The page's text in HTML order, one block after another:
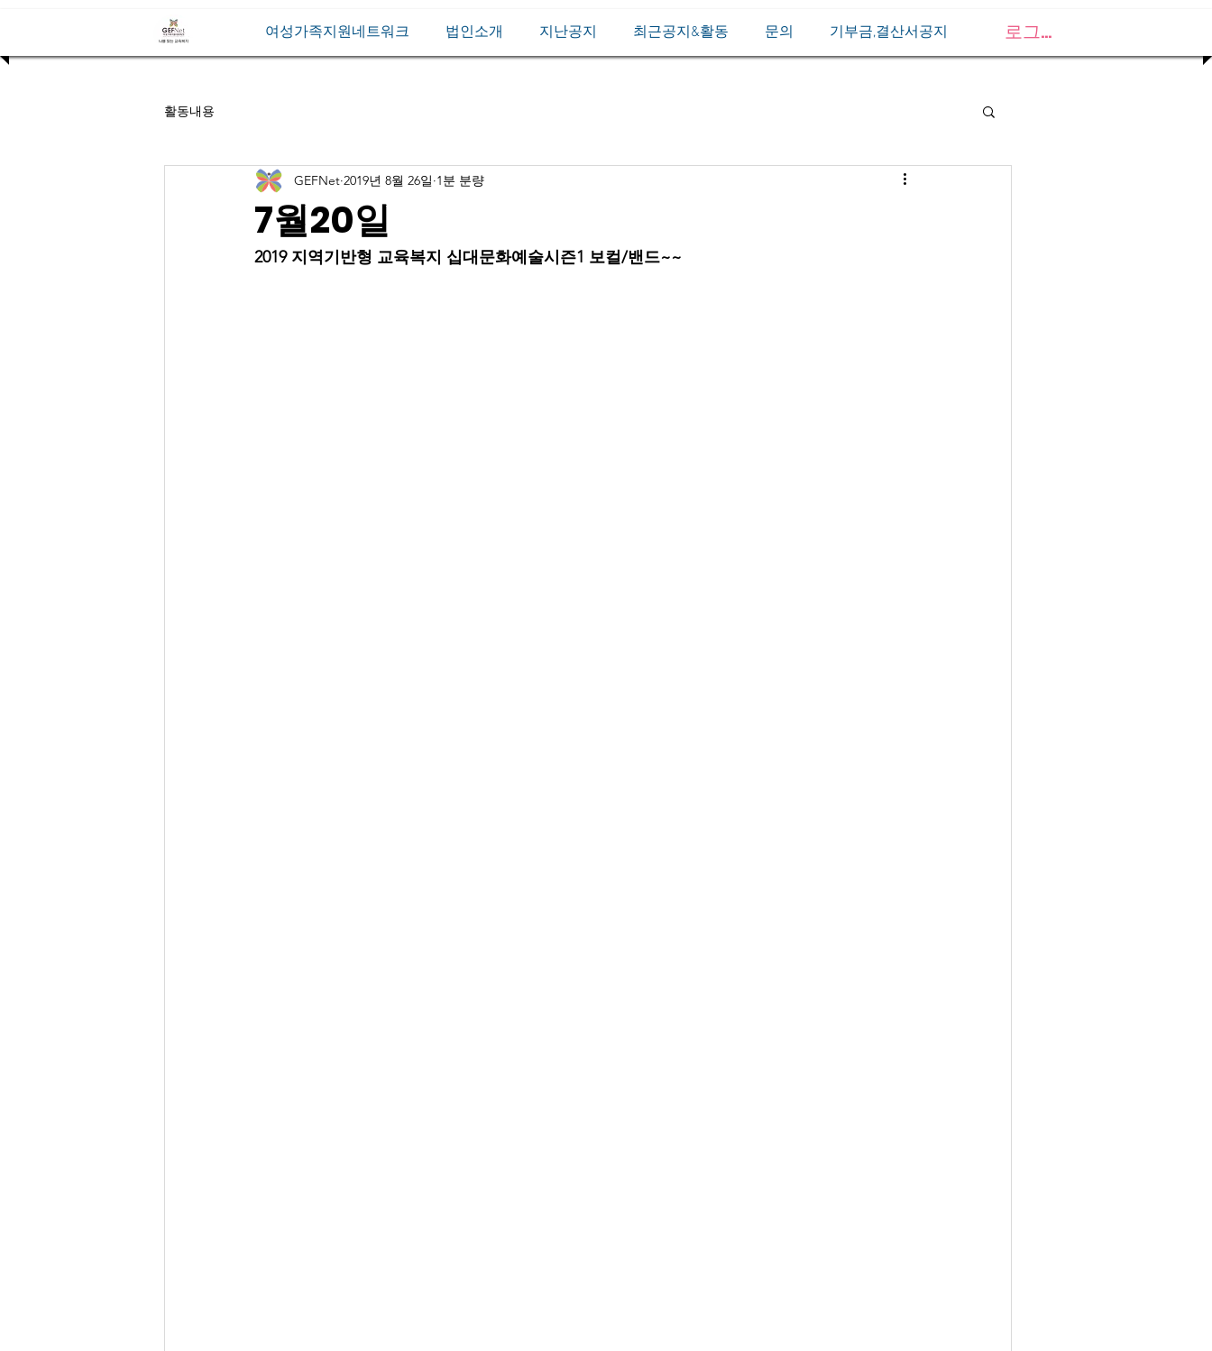
여성가족지원네트워크 법인소개 지난공지 최근공지&활동 문의 기부금,결산서공지 로그인
활동내용
7월20일
GEFNet 2019년 8월 26일 1분 분량
2019 지역기반형 교육복지 십대문화예술시즌1 보컬/밴드~~